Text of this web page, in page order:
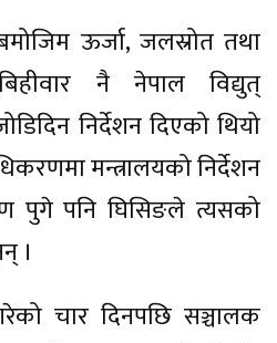
ऊर्जा, जलस्रोत तथा
नै नेपाल विद्युत्
निर्देशन दिएको थियो
मन्त्रालयको निर्देशन
पुगे पनि घिसिङले त्यसको
।
चार दिनपछि सञ्चालक